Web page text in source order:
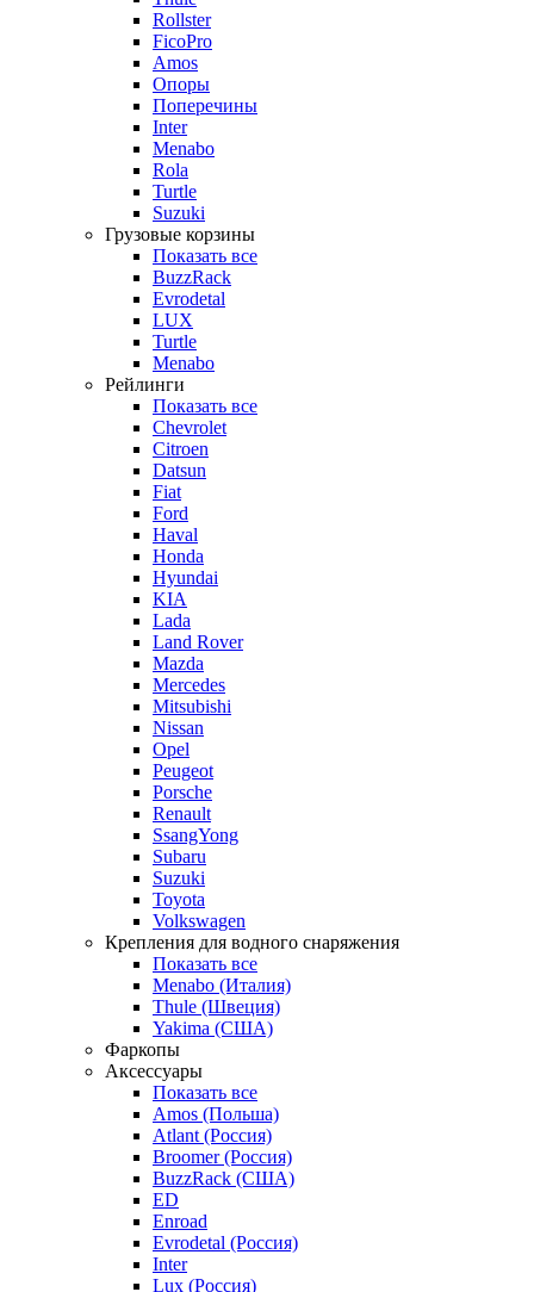
Rollster
FicoPro
Amos
Опоры
Поперечины
Inter
Menabo
Rola
Turtle
Suzuki
Грузовые корзины
Показать все
BuzzRack
Evrodetal
LUX
Turtle
Menabo
Рейлинги
Показать все
Chevrolet
Citroen
Datsun
Fiat
Ford
Haval
Honda
Hyundai
KIA
Lada
Land Rover
Mazda
Mercedes
Mitsubishi
Nissan
Opel
Peugeot
Porsche
Renault
SsangYong
Subaru
Suzuki
Toyota
Volkswagen
Крепления для водного снаряжения
Показать все
Menabo (Италия)
Thule (Швеция)
Yakima (США)
Фаркопы
Аксессуары
Показать все
Amos (Польша)
Atlant (Россия)
Broomer (Россия)
BuzzRack (США)
ED
Enroad
Evrodetal (Россия)
Inter
Lux (Россия)